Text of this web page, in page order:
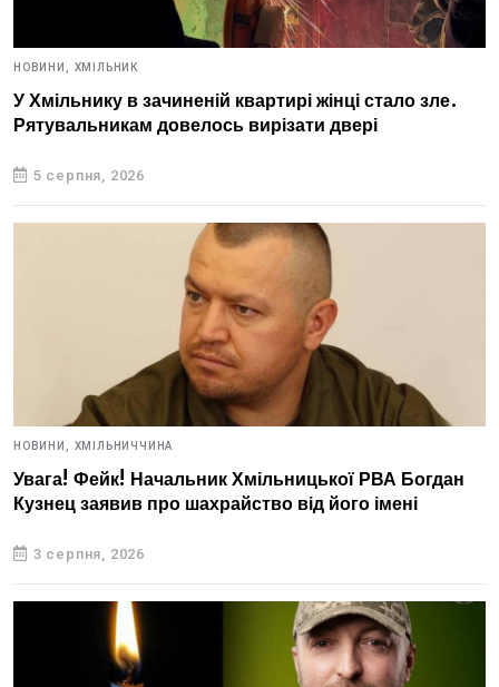
НОВИНИ, ХМІЛЬНИК
У Хмільнику в зачиненій квартирі жінці стало зле.
Рятувальникам довелось вирізати двері
5 серпня, 2026
НОВИНИ, ХМІЛЬНИЧЧИНА
Увага! Фейк! Начальник Хмільницької РВА Богдан
Кузнец заявив про шахрайство від його імені
3 серпня, 2026